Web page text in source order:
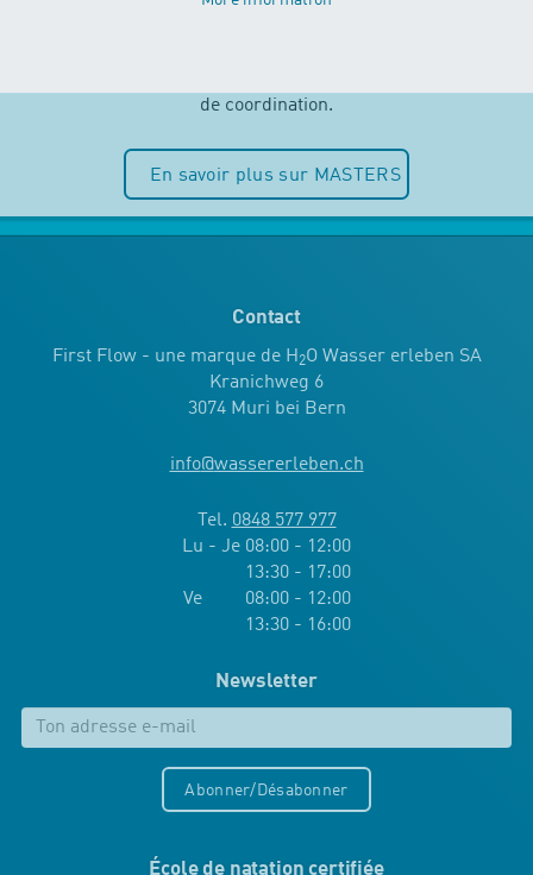
de coordination.
En savoir plus sur MASTERS
Contact
First Flow - une marque de H2O Wasser erleben SA
Kranichweg 6
3074 Muri bei Bern
info@wassererleben.ch
Tel. 0848 577 977
Lu - Je 08:00 - 12:00
13:30 - 17:00
Ve 08:00 - 12:00
13:30 - 16:00
Newsletter
Abonner/Désabonner
École de natation certifiée